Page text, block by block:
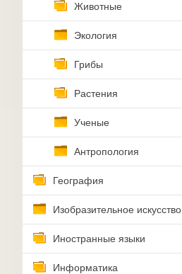
Животные
Экология
Грибы
Растения
Ученые
Антропология
География
Изобразительное искусство
Иностранные языки
Информатика